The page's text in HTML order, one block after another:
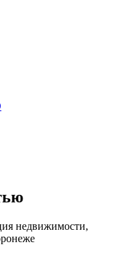
недвижимости,